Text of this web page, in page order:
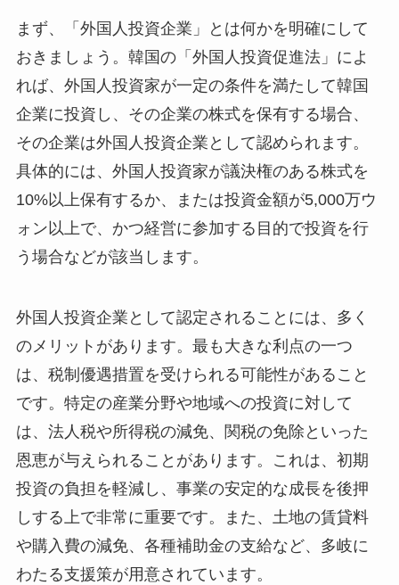
まず、「外国人投資企業」とは何かを明確にして
おきましょう。韓国の「外国人投資促進法」によ
れば、外国人投資家が一定の条件を満たして韓国
企業に投資し、その企業の株式を保有する場合、
その企業は外国人投資企業として認められます。
具体的には、外国人投資家が議決権のある株式を
10%以上保有するか、または投資金額が5,000万ウ
ォン以上で、かつ経営に参加する目的で投資を行
う場合などが該当します。
外国人投資企業として認定されることには、多く
のメリットがあります。最も大きな利点の一つ
は、税制優遇措置を受けられる可能性があること
です。特定の産業分野や地域への投資に対して
は、法人税や所得税の減免、関税の免除といった
恩恵が与えられることがあります。これは、初期
投資の負担を軽減し、事業の安定的な成長を後押
しする上で非常に重要です。また、土地の賃貸料
や購入費の減免、各種補助金の支給など、多岐に
わたる支援策が用意されています。